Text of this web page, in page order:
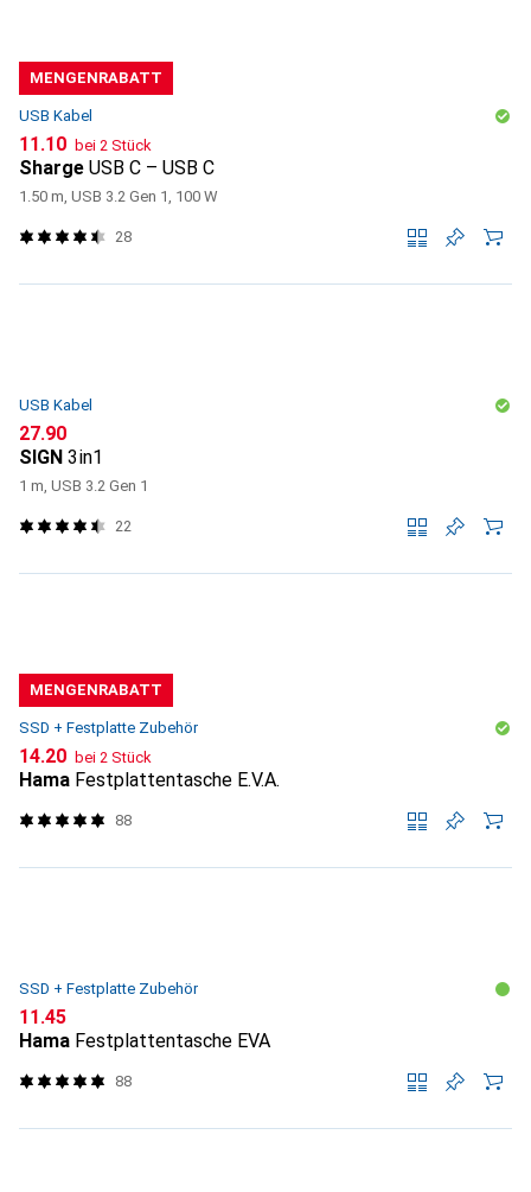
MENGENRABATT
USB Kabel
CHF
11.10 bei 2 Stück
Sharge USB C – USB C
1.50 m, USB 3.2 Gen 1, 100 W
28
USB Kabel
CHF
27.90
SIGN 3in1
1 m, USB 3.2 Gen 1
22
MENGENRABATT
SSD + Festplatte Zubehör
CHF
14.20 bei 2 Stück
Hama Festplattentasche E.V.A.
88
SSD + Festplatte Zubehör
CHF
11.45
Hama Festplattentasche EVA
88